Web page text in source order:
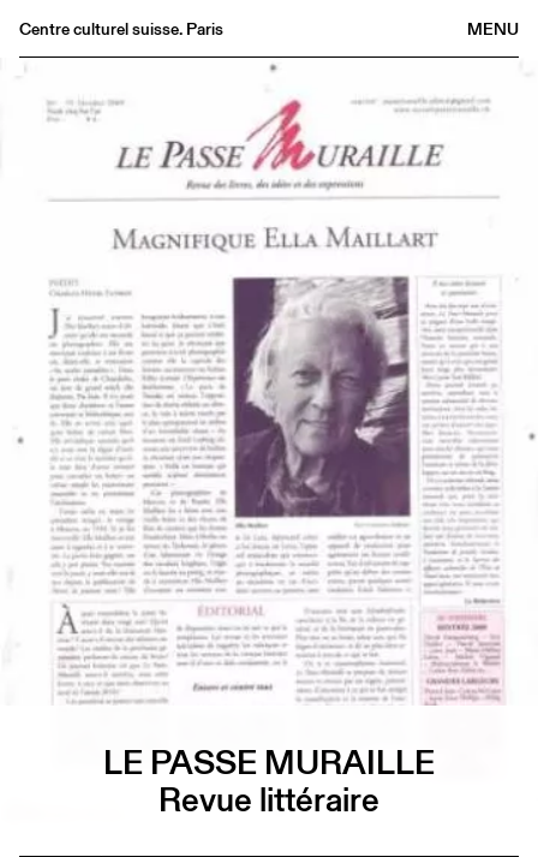
MENU
Centre culturel suisse. Paris
Agenda
Bookshop
About
/EN
LE PASSE MURAILLE
Revue littéraire